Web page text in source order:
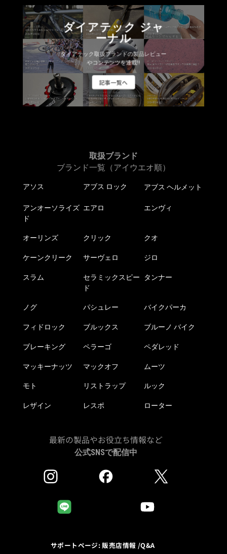
ダイアテック ジャ
ーナル
ダイアテック取扱ブランドの製品レビュー
やコンテンツを連載!!
記事一覧へ
取扱ブランド
ブランド一覧（アイウエオ順）
アソス アブス ロック アブス ヘルメット
アンオーソライズ
ド
エアロ エンヴィ
オーリンズ クリック クオ
ケーンクリーク サーヴェロ ジロ
スラム
セラミックスピー
ド
タンナー
ノグ パシュレー バイクパーカ
フィドロック ブルックス ブルーノ バイク
ブレーキング ペラーゴ ペダレッド
マッキーナッツ マックオフ ムーツ
モト リストラップ ルック
レザイン レスポ ローター
最新の製品やお役立ち情報など
公式SNSで配信中
サポートページ: 販売店情報 /Q&A